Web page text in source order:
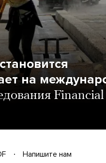
на
Напишите нам